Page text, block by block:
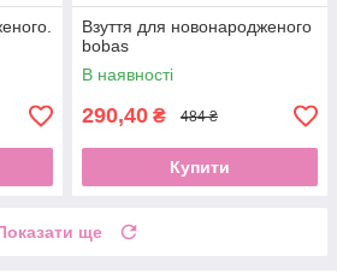
Взуття для новонародженого
bobas
В наявності
290,40 ₴ 484 ₴
Купити
ще